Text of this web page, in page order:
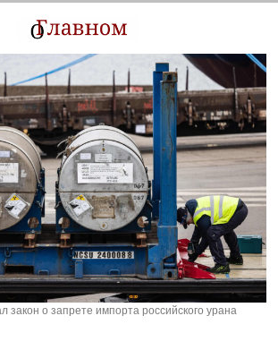
закон о запрете импорта российского урана